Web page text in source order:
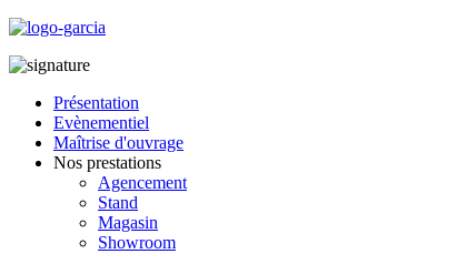
Présentation
Evènementiel
Maîtrise d'ouvrage
Nos prestations
Agencement
Stand
Magasin
Showroom